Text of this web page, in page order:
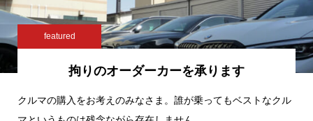
featured
拘りのオーダーカーを承ります
クルマの購入をお考えのみなさま。誰が乗ってもベストなクル